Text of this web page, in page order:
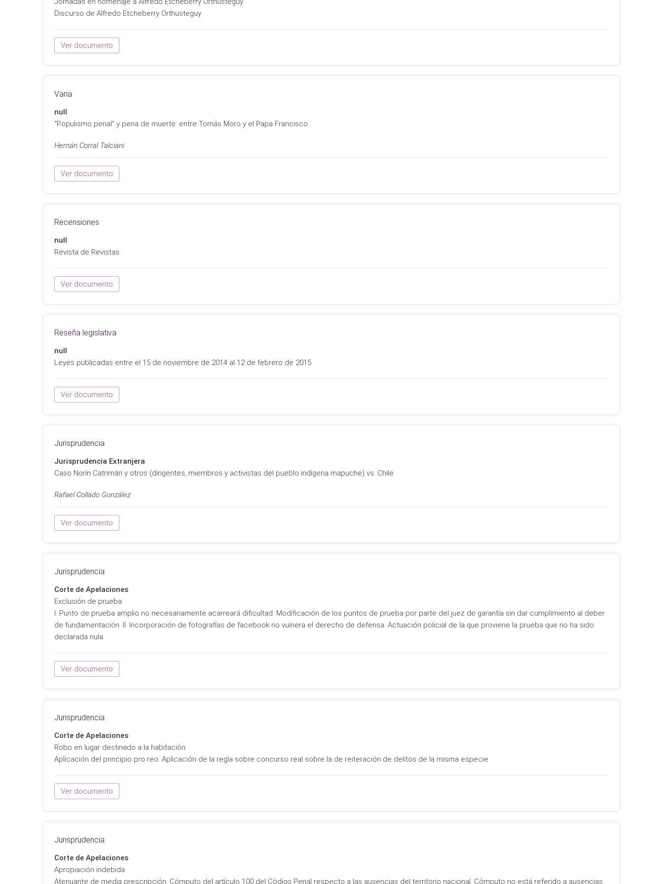
Discurso de Alfredo Etcheberry Orthusteguy
Ver documento
Varia
null
“Populismo penal” y pena de muerte: entre Tomás Moro y el Papa Francisco
Hernán Corral Talciani
Ver documento
Recensiones
null
Revista de Revistas
Ver documento
Reseña legislativa
null
Leyes publicadas entre el 15 de noviembre de 2014 al 12 de febrero de 2015
Ver documento
Jurisprudencia
Jurisprudencia Extranjera
Caso Norín Catrimán y otros (dirigentes, miembros y activistas del pueblo indígena mapuche) vs. Chile
Rafael Collado González
Ver documento
Jurisprudencia
Corte de Apelaciones
Exclusión de prueba
I. Punto de prueba amplio no necesariamente acarreará dificultad. Modificación de los puntos de prueba por parte del juez de garantía sin dar cumplimiento al deber
de fundamentación. II. Incorporación de fotografías de facebook no vulnera el derecho de defensa. Actuación policial de la que proviene la prueba que no ha sido
declarada nula
Ver documento
Jurisprudencia
Corte de Apelaciones
Robo en lugar destinado a la habitación
Aplicación del principio pro reo. Aplicación de la regla sobre concurso real sobre la de reiteración de delitos de la misma especie
Ver documento
Jurisprudencia
Corte de Apelaciones
Apropiación indebida
Atenuante de media prescripción. Cómputo del artículo 100 del Código Penal respecto a las ausencias del territorio nacional. Cómputo no está referido a ausencias